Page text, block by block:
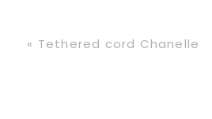
Vorig
« Tethered cord Chanelle